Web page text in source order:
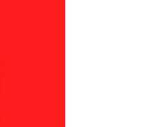
AFTEE先享後
home
」服務完成之
關給付款項請
方可使用